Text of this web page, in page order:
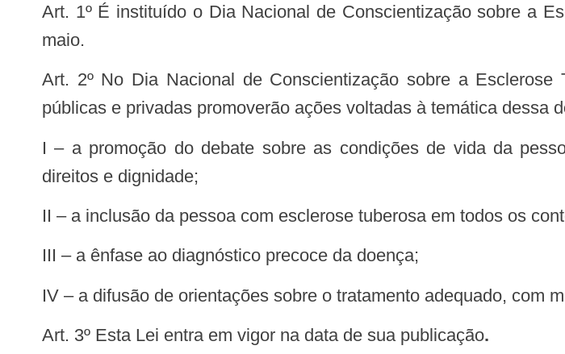
Art. 1º É instituído o Dia Nacional de Conscientização sobre a Esclerose Tuberosa, a ser lembrado, anualmente, no dia 15 de
maio.
Art. 2º No Dia Nacional de Conscientização sobre a Esclerose Tuberosa e na semana em que recair a data, as entidades
públicas e privadas promoverão ações voltadas à temática dessa
I – a promoção do debate sobre as condições de vida da pessoa com esclerose tuberosa, destacando o respeito por seus
direitos e dignidade;
II – a inclusão da pessoa com esclerose tuberosa em todos os
III – a ênfase ao diagnóstico precoce da doença;
IV – a difusão de orientações sobre o tratamento adequado, com
Art. 3º Esta Lei entra em vigor na data de sua publicação.